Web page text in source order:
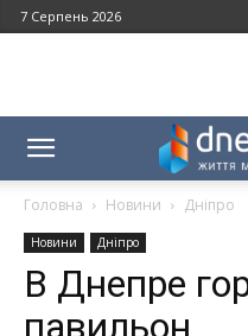
7 Серпень 2026
Головна Новини Дніпро
Новини Дніпро
В Днепре
павильон